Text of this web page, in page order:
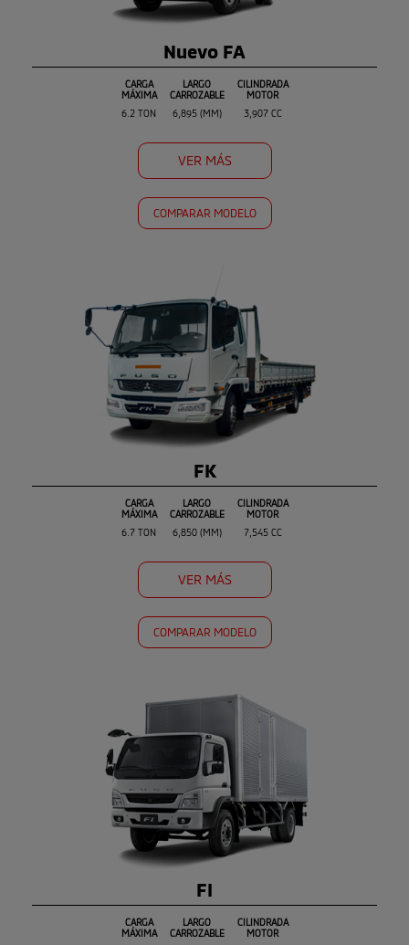
Nuevo FA
CARGA
MÁXIMA
6.2 TON
LARGO
CARROZABLE
6,895 (MM)
CILINDRADA
MOTOR
3,907 CC
VER MÁS
COMPARAR MODELO
FK
CARGA
MÁXIMA
6.7 TON
LARGO
CARROZABLE
6,850 (MM)
CILINDRADA
MOTOR
7,545 CC
VER MÁS
COMPARAR MODELO
FI
CARGA
MÁXIMA
LARGO
CARROZABLE
CILINDRADA
MOTOR